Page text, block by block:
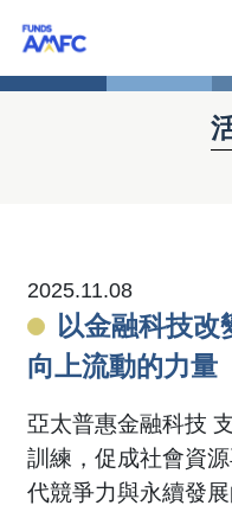
2025.11.08
以金融科技
向上流動的力量
亞太普惠金融科技
訓練，促成社會資
代競爭力與永續發展